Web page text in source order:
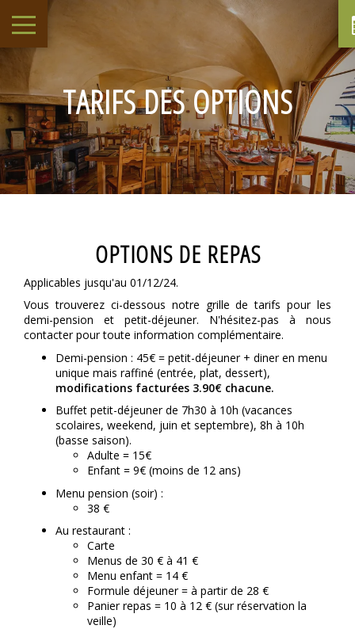
TARIFS DES OPTIONS
OPTIONS DE REPAS
Applicables jusqu'au 01/12/24.
Vous trouverez ci-dessous notre grille de tarifs pour les
demi-pension et petit-déjeuner. N'hésitez-pas à nous
contacter pour toute information complémentaire.
Demi-pension : 45€ = petit-déjeuner + diner en menu
unique mais raffiné (entrée, plat, dessert),
modifications facturées 3.90€ chacune.
Buffet petit-déjeuner de 7h30 à 10h (vacances
scolaires, weekend, juin et septembre), 8h à 10h
(basse saison).
Adulte = 15€
Enfant = 9€ (moins de 12 ans)
Menu pension (soir) :
38 €
Au restaurant :
Carte
Menus de 30 € à 41 €
Menu enfant = 14 €
Formule déjeuner = à partir de 28 €
Panier repas = 10 à 12 € (sur réservation la
veille)